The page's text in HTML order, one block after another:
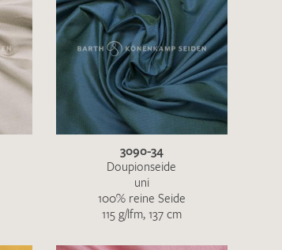
meiner Musteranfrage
3090-34
Doupionseide
uni
100% reine Seide
115 g/lfm, 137 cm